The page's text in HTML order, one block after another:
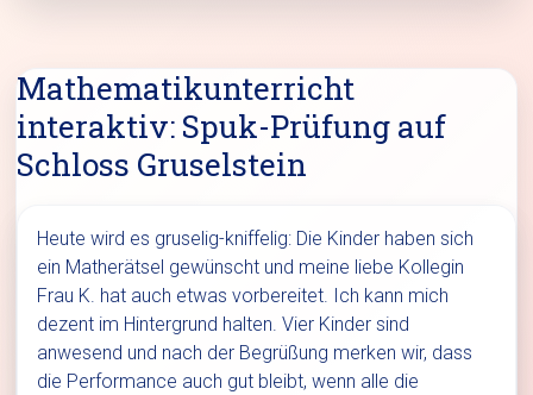
Mathematikunterricht
interaktiv: Spuk-Prüfung auf
Schloss Gruselstein
Heute wird es gruselig-kniffelig: Die Kinder haben sich
ein Matherätsel gewünscht und meine liebe Kollegin
Frau K. hat auch etwas vorbereitet. Ich kann mich
dezent im Hintergrund halten. Vier Kinder sind
anwesend und nach der Begrüßung merken wir, dass
die Performance auch gut bleibt, wenn alle die